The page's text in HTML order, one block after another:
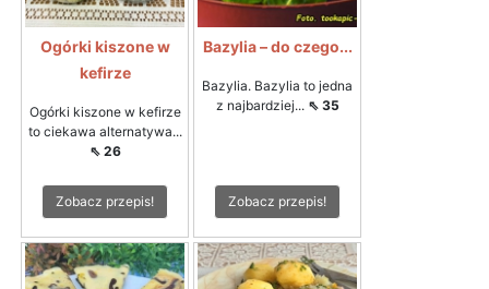
Ogórki kiszone w
kefirze
Ogórki kiszone w kefirze
to ciekawa alternatywa...
⇖ 26
Zobacz przepis!
Bazylia – do czego...
Bazylia. Bazylia to jedna
z najbardziej... ⇖ 35
Zobacz przepis!